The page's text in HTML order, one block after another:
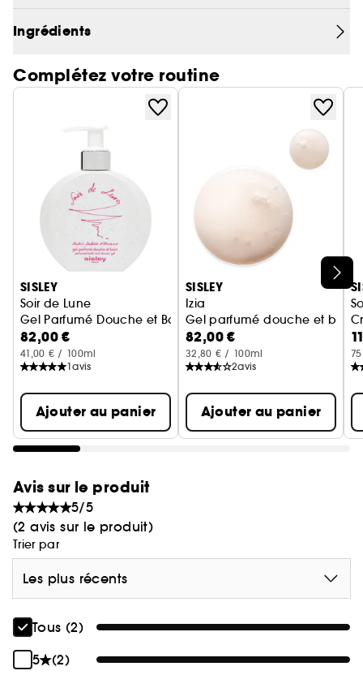
à toutes les occasions et convient aussi bien aux
hommes qu'aux femmes.
Ingrédients
Complétez votre routine
Ignorer le carrousel produits
SISLEY
Soir de Lune
Gel Parfumé Douche et Bain
82,00 €
41,00 € / 100ml
1avis
Ajouter au panier
SISLEY
Izia
Gel parfumé douche et bain
82,00 €
32,80 € / 100ml
2avis
Ajouter au panier
Avis sur le produit
5/5
(2 avis sur le produit)
Trier par
Les plus récents
Tous (2)
5
(2)